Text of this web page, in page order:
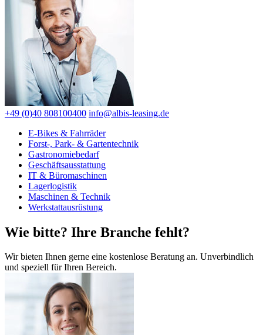
+49 (0)40 808100400 info@albis-leasing.de
E-Bikes & Fahrräder
Forst-, Park- & Gartentechnik
Gastronomiebedarf
Geschäftsausstattung
IT & Büromaschinen
Lagerlogistik
Maschinen & Technik
Werkstattausrüstung
Wie bitte? Ihre Branche fehlt?
Wir bieten Ihnen gerne eine kostenlose Beratung an. Unverbindlich
und speziell für Ihren Bereich.